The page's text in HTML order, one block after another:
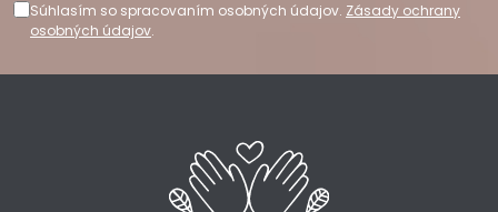
Súhlasím so spracovaním osobných údajov. Zásady ochrany
osobných údajov.